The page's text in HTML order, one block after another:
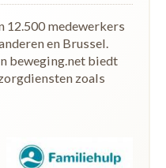
12.500 medewerkers
en Brussel.
beweging.net biedt
zoals